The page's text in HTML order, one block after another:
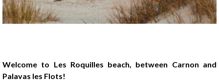
Presentation
Welcome to Les Roquilles beach, between Carnon and
Palavas les Flots!